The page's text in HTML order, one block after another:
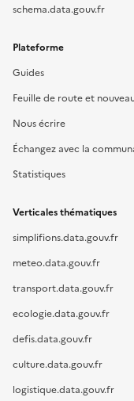
schema.data.gouv.fr
Plateforme
Guides
Feuille de route et
Nous écrire
Échangez avec la
Statistiques
Verticales thématiques
simplifions.data.gouv.fr
meteo.data.gouv.fr
transport.data.gouv.fr
ecologie.data.gouv.fr
defis.data.gouv.fr
culture.data.gouv.fr
logistique.data.gouv.fr